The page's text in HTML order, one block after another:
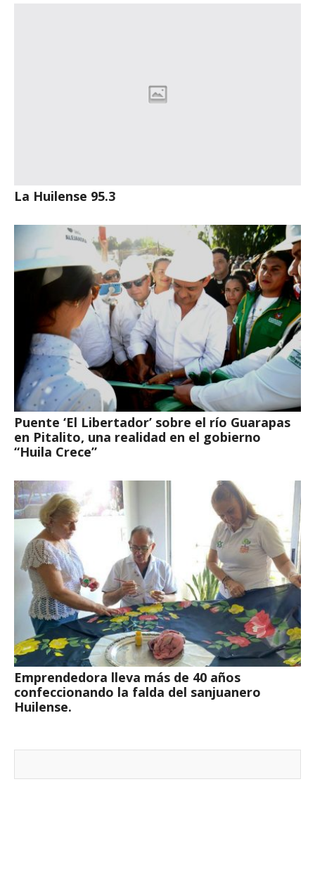
La Huilense 95.3
Puente ‘El Libertador’ sobre el río Guarapas
en Pitalito, una realidad en el gobierno
“Huila Crece”
Emprendedora lleva más de 40 años
confeccionando la falda del sanjuanero
Huilense.